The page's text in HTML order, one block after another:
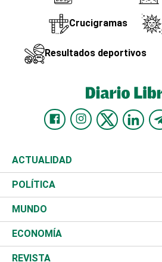
Crucigramas
Resultados deportivos
ACTUALIDAD
Nacional
Ciudad
Educación
Salud
POLÍTICA
Partidos
JCE
TSE
MUNDO
Estados Unidos
América Latina
ECONOMÍA
Finanzas
REVISTA